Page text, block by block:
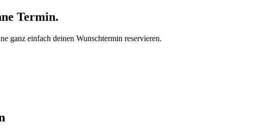
Termin.
ganz einfach deinen Wunschtermin reservieren.